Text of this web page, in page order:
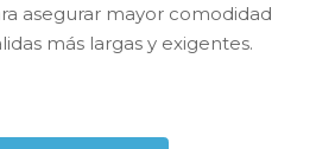
asegurar mayor comodidad
más largas y exigentes.